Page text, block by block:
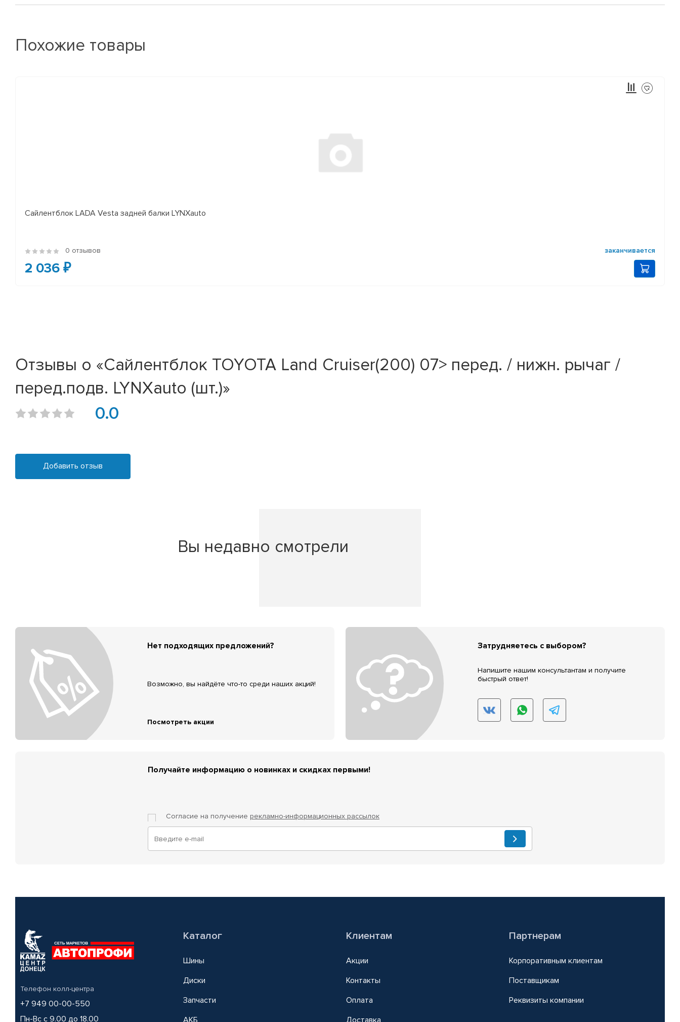
Похожие товары
Сайлентблок LADA Vesta задней балки LYNXauto
0 отзывов заканчивается
2 036 ₽
Отзывы о «Сайлентблок TOYOTA Land Cruiser(200) 07> перед. / нижн. рычаг /
перед.подв. LYNXauto (шт.)»
0.0
Добавить отзыв
Вы недавно смотрели
Нет подходящих предложений?
Возможно, вы найдёте что-то среди наших акций!
Посмотреть акции
Затрудняетесь с выбором?
Напишите нашим консультантам и получите
быстрый ответ!
Получайте информацию о новинках и скидках первыми!
Согласие на получение рекламно-информационных рассылок
Телефон колл-центра
+7 949 00-00-550
Пн-Вс с 9.00 до 18.00
Каталог
Шины
Диски
Запчасти
АКБ
Клиентам
Акции
Контакты
Оплата
Доставка
Партнерам
Корпоративным клиентам
Поставщикам
Реквизиты компании